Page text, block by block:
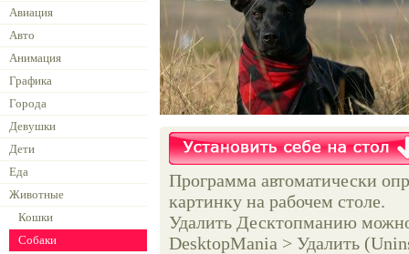
Авиация
Авто
Анимация
Графика
Города
Девушки
Дети
Еда
Животные
Кошки
Собаки
Программа автоматически
картинку на рабочем столе.
Удалить Десктопманию
DesktopMania > Удалить